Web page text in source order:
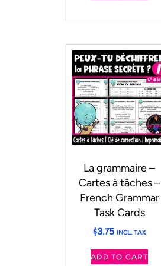
La grammaire –
Cartes à tâches –
French Grammar
Task Cards
$3.75 INCL. TAX
ADD TO CART